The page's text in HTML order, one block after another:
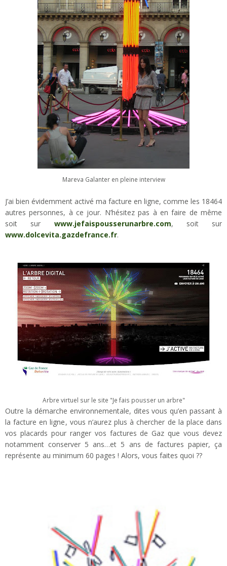
Mareva Galanter en pleine interview
J’ai bien évidemment activé ma facture en ligne, comme les 18464
autres personnes, à ce jour. N’hésitez pas à en faire de même
soit sur
www.jefaispousserunarbre.com, soit sur
www.dolcevita.gazdefrance.fr.
Arbre virtuel sur le site "Je fais pousser un arbre"
Outre la démarche environnementale, dites vous qu’en passant à
la facture en ligne, vous n’aurez plus à chercher de la place dans
vos placards pour ranger vos factures de Gaz que vous devez
notamment conserver 5 ans…et 5 ans de factures papier, ça
représente au minimum 60 pages ! Alors, vous faites quoi ??